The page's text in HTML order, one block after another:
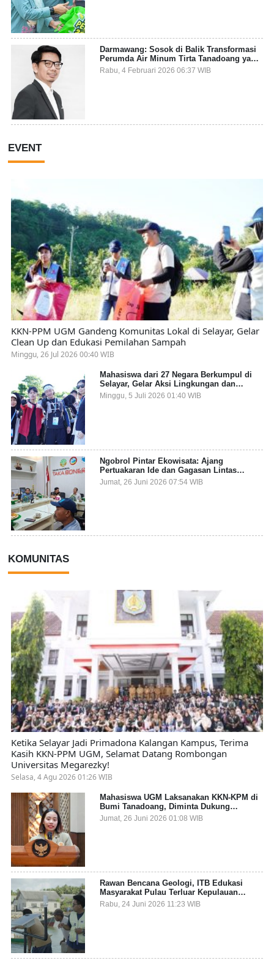
Darmawang: Sosok di Balik Transformasi
Perumda Air Minum Tirta Tanadoang yang
Makin Inovatif
Rabu, 4 Februari 2026 06:37 WIB
EVENT
KKN-PPM UGM Gandeng Komunitas Lokal di Selayar, Gelar
Clean Up dan Edukasi Pemilahan Sampah
Minggu, 26 Jul 2026 00:40 WIB
Mahasiswa dari 27 Negara Berkumpul di
Selayar, Gelar Aksi Lingkungan dan
Dalami Kearifan Lokal Bumi Tanadoang
Minggu, 5 Juli 2026 01:40 WIB
Ngobrol Pintar Ekowisata: Ajang
Pertuakaran Ide dan Gagasan Lintas
Sektor
Jumat, 26 Juni 2026 07:54 WIB
KOMUNITAS
Ketika Selayar Jadi Primadona Kalangan Kampus, Terima
Kasih KKN-PPM UGM, Selamat Datang Rombongan
Universitas Megarezky!
Selasa, 4 Agu 2026 01:26 WIB
Mahasiswa UGM Laksanakan KKN-KPM di
Bumi Tanadoang, Diminta Dukung
Gemerlap dan Beri Solusi pada Persoalan
Sampah Pesisir
Jumat, 26 Juni 2026 01:08 WIB
Rawan Bencana Geologi, ITB Edukasi
Masyarakat Pulau Terluar Kepulauan
Selayar Terkait Mitigasi Berbasis Kawasan
Pesisir
Rabu, 24 Juni 2026 11:23 WIB